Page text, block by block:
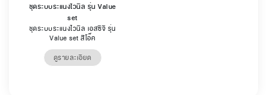
ชุดระบบระแนงไวนิล รุ่น Value
set
ชุดระบบระแนงไวนิล เอสซีจี รุ่น
Value set สีโอ๊ค
ดูรายละเอียด